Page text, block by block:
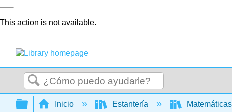
This action is not available.
Buscar
Expandir/contraer jerarquía global
Inicio Estantería Matemáticas